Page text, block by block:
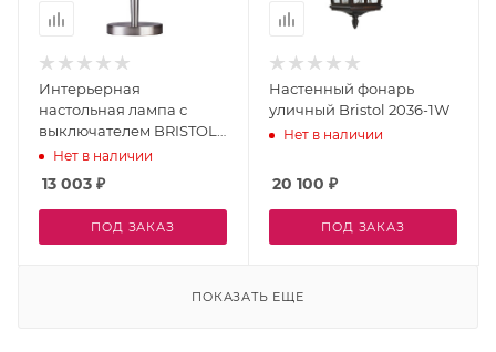
Интерьерная
настольная лампа с
выключателем BRISTOL
T896.1
Нет в наличии
13 003 ₽
ПОД ЗАКАЗ
Настенный фонарь
уличный Bristol 2036-1W
Нет в наличии
20 100 ₽
ПОД ЗАКАЗ
ПОКАЗАТЬ ЕЩЕ